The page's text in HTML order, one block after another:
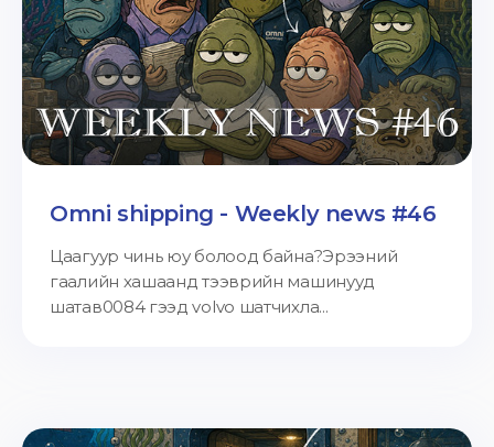
Omni shipping - Weekly news #46
Цаагуур чинь юу болоод байна?Эрээний
гаалийн хашаанд тээврийн машинууд
шатав0084 гээд volvo шатчихла...